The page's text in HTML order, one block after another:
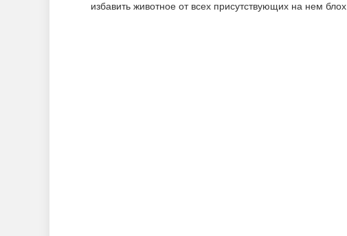
избавить животное от всех присутствующих на нем блох.